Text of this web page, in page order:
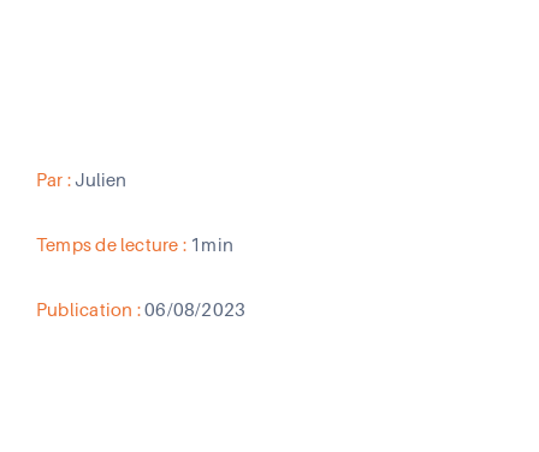
Par :Julien
Temps de lecture : 1min
Publication :06/08/2023